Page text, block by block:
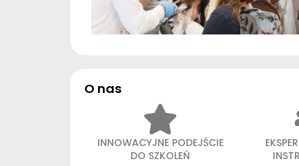
O nas
INNOWACYJNE PODEJŚCIE
DO SZKOLEŃ